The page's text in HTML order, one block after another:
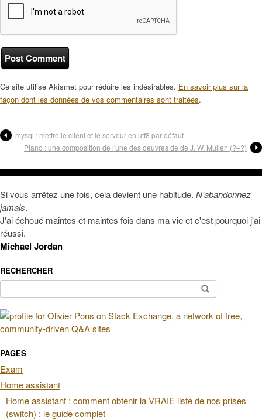
Ce site utilise Akismet pour réduire les indésirables. En savoir plus sur la
façon dont les données de vos commentaires sont traitées.
mysql : mettre le client et le serveur en utf8 par défaut
Piano : une composition de l'une des oeuvres de de J. W. Mullen (?–?)
Si vous arrêtez une fois, cela devient une habitude. N'abandonnez
jamais.
J'ai échoué maintes et maintes fois dans ma vie et c'est pourquoi j'ai
réussi.
Michael Jordan
RECHERCHER
PAGES
Exam
Home assistant
Home assistant : comment obtenir la VRAIE liste de nos prises
(switch) : le guide complet